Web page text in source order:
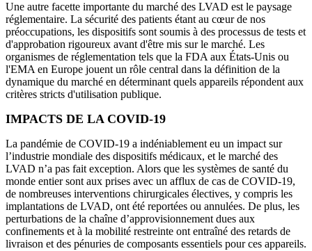
Une autre facette importante du marché des LVAD est le paysage
réglementaire. La sécurité des patients étant au cœur de nos
préoccupations, les dispositifs sont soumis à des processus de tests et
d'approbation rigoureux avant d'être mis sur le marché. Les
organismes de réglementation tels que la FDA aux États-Unis ou
l'EMA en Europe jouent un rôle central dans la définition de la
dynamique du marché en déterminant quels appareils répondent aux
critères stricts d'utilisation publique.
IMPACTS DE LA COVID-19
La pandémie de COVID-19 a indéniablement eu un impact sur
l’industrie mondiale des dispositifs médicaux, et le marché des
LVAD n’a pas fait exception. Alors que les systèmes de santé du
monde entier sont aux prises avec un afflux de cas de COVID-19,
de nombreuses interventions chirurgicales électives, y compris les
implantations de LVAD, ont été reportées ou annulées. De plus, les
perturbations de la chaîne d’approvisionnement dues aux
confinements et à la mobilité restreinte ont entraîné des retards de
livraison et des pénuries de composants essentiels pour ces appareils.